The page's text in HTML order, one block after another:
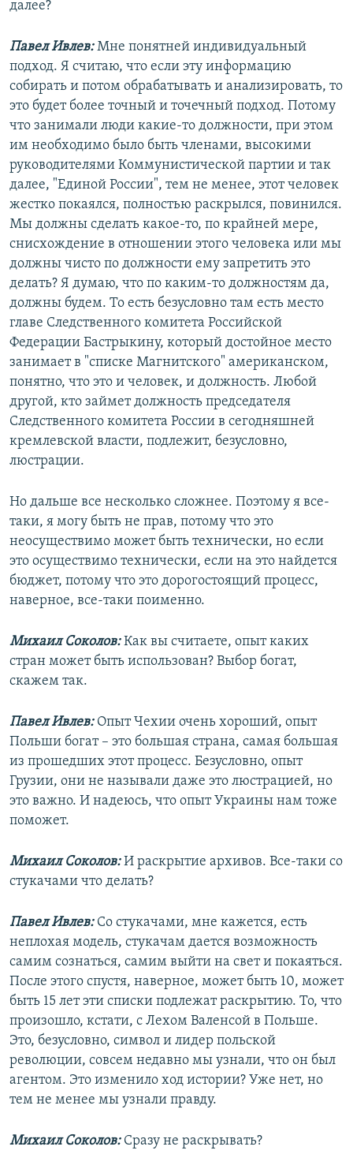
далее?
Павел Ивлев:Мне понятней индивидуальный
подход. Я считаю, что если эту информацию
собирать и потом обрабатывать и анализировать, то
это будет более точный и точечный подход. Потому
что занимали люди какие-то должности, при этом
им необходимо было быть членами, высокими
руководителями Коммунистической партии и так
далее, "Единой России", тем не менее, этот человек
жестко покаялся, полностью раскрылся, повинился.
Мы должны сделать какое-то, по крайней мере,
снисхождение в отношении этого человека или мы
должны чисто по должности ему запретить это
делать? Я думаю, что по каким-то должностям да,
должны будем. То есть безусловно там есть место
главе Следственного комитета Российской
Федерации Бастрыкину, который достойное место
занимает в "списке Магнитского" американском,
понятно, что это и человек, и должность. Любой
другой, кто займет должность председателя
Следственного комитета России в сегодняшней
кремлевской власти, подлежит, безусловно,
люстрации.
Но дальше все несколько сложнее. Поэтому я все-
таки, я могу быть не прав, потому что это
неосуществимо может быть технически, но если
это осуществимо технически, если на это найдется
бюджет, потому что это дорогостоящий процесс,
наверное, все-таки поименно.
Михаил Соколов:Как вы считаете, опыт каких
стран может быть использован? Выбор богат,
скажем так.
Павел Ивлев: Опыт Чехии очень хороший, опыт
Польши богат – это большая страна, самая большая
из прошедших этот процесс. Безусловно, опыт
Грузии, они не называли даже это люстрацией, но
это важно. И надеюсь, что опыт Украины нам тоже
поможет.
Михаил Соколов:И раскрытие архивов. Все-таки со
стукачами что делать?
Павел Ивлев: Со стукачами, мне кажется, есть
неплохая модель, стукачам дается возможность
самим сознаться, самим выйти на свет и покаяться.
После этого спустя, наверное, может быть 10, может
быть 15 лет эти списки подлежат раскрытию. То, что
произошло, кстати, с Лехом Валенсой в Польше.
Это, безусловно, символ и лидер польской
революции, совсем недавно мы узнали, что он был
агентом. Это изменило ход истории? Уже нет, но
тем не менее мы узнали правду.
Михаил Соколов:Сразу не раскрывать?